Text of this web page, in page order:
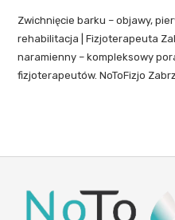
Zwichnięcie barku – objawy,
rehabilitacja | Fizjoterapeuta
naramienny – kompleksowy
fizjoterapeutów. NoToFizjo